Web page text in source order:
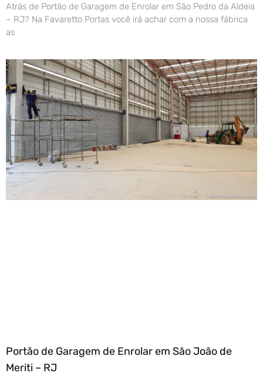
Atrás de Portão de Garagem de Enrolar em São Pedro da Aldeia
– RJ? Na Favaretto Portas você irá achar com a nossa fábrica
as
Portão de Garagem de Enrolar em São João de
Meriti – RJ